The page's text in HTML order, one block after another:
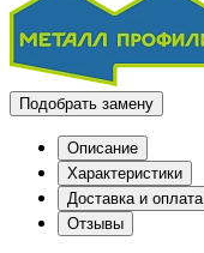
Подобрать замену
Описание
Характеристики
Доставка и оплата
Отзывы